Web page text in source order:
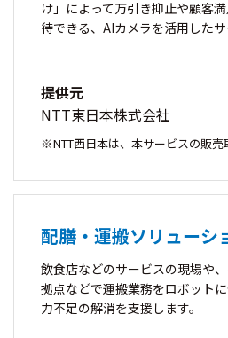
け」によって万引き抑止や顧客
待できる、AIカメラを活用したサ
提供元
NTT東日本株式会社
NTT西日本は、本サービスの販売
配膳・運搬ソリューシ
飲食店などのサービスの現場や
拠点などで運搬業務をロボット
力不足の解消を支援します。